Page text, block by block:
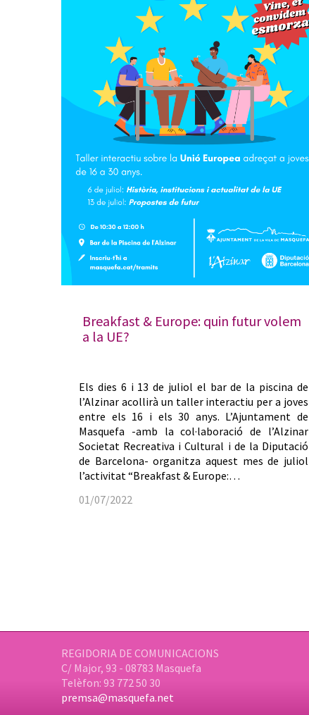
Breakfast & Europe: quin futur volem
a la UE?
Els dies 6 i 13 de juliol el bar de la piscina de
l’Alzinar acollirà un taller interactiu per a joves
entre els 16 i els 30 anys. L’Ajuntament de
Masquefa -amb la col·laboració de l’Alzinar
Societat Recreativa i Cultural i de la Diputació
de Barcelona- organitza aquest mes de juliol
l’activitat “Breakfast & Europe:…
01/07/2022
REGIDORIA DE COMUNICACIONS
C/ Major, 93 - 08783 Masquefa
Telèfon: 93 772 50 30
premsa@masquefa.net